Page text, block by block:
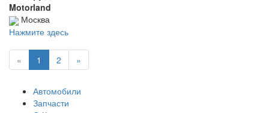
Motorland
Москва
Нажмите здесь
« 1 2 »
Автомобили
Запчасти